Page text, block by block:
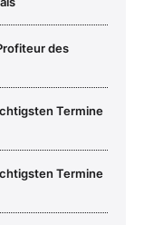
des
Termine
Termine